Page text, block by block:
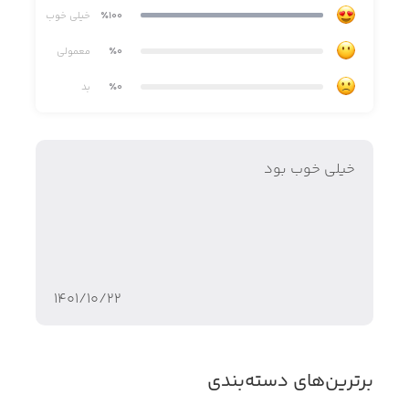
و مهمی در راستای رشد به موقع آشنا می شود.
با آرزوی شادی و لذت شما و کودک دردانه تان .
٪100 خیلی خوب
٪0 معمولی
٪0 بد
خیلی خوب بود
۱۴۰۱/۱۰/۲۲
برترین‌های دسته‌بندی